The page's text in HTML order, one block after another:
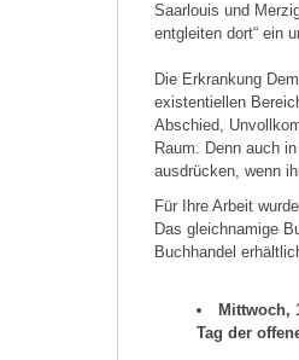
Saarlouis und
entgleiten dort“ ein
Die Erkrankung
existentiellen
Abschied,
Raum. Denn auch
ausdrücken, wenn
Für Ihre Arbeit
Das gleichnamige
Buchhandel
Mittwoch,
Tag der